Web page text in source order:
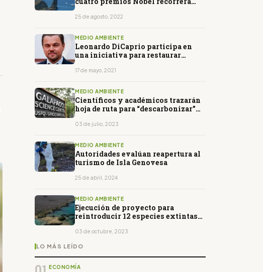
25 de agosto, 2022
MEDIO AMBIENTE
Leonardo DiCaprio participa en
una iniciativa para restaurar
17 de mayo, 2021
MEDIO AMBIENTE
Científicos y académicos trazarán
hoja de ruta para “descarbonizar”
03 de julio, 2023
MEDIO AMBIENTE
Autoridades evalúan reapertura al
turismo de Isla Genovesa
25 de abril, 2024
MEDIO AMBIENTE
Ejecución de proyecto para
reintroducir 12 especies extintas
03 de octubre, 2023
LO MÁS LEÍDO
ECONOMÍA
¿En que consiste la